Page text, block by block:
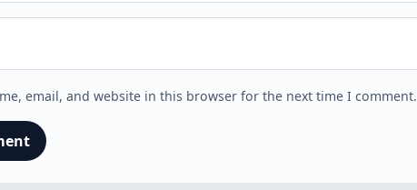
email, and website in this browser for the next time I comment.